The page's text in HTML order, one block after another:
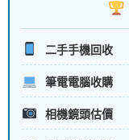
二手手機回收
筆電電腦收購
相機鏡頭估價